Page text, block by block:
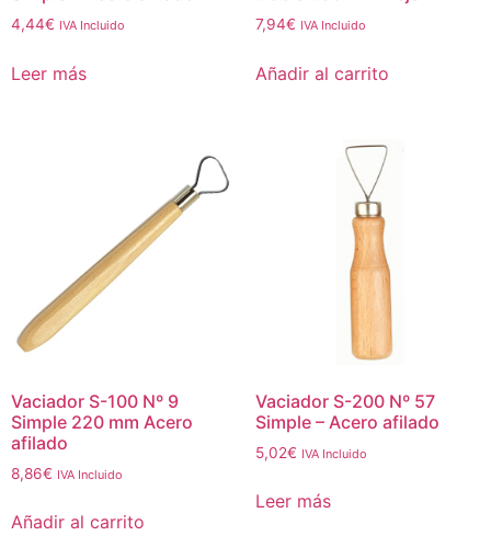
4,44€ IVA Incluido
Leer más
7,94€ IVA Incluido
Añadir al carrito
Vaciador S-100 Nº 9
Simple 220 mm Acero
afilado
8,86€ IVA Incluido
Añadir al carrito
Vaciador S-200 Nº 57
Simple – Acero afilado
5,02€ IVA Incluido
Leer más